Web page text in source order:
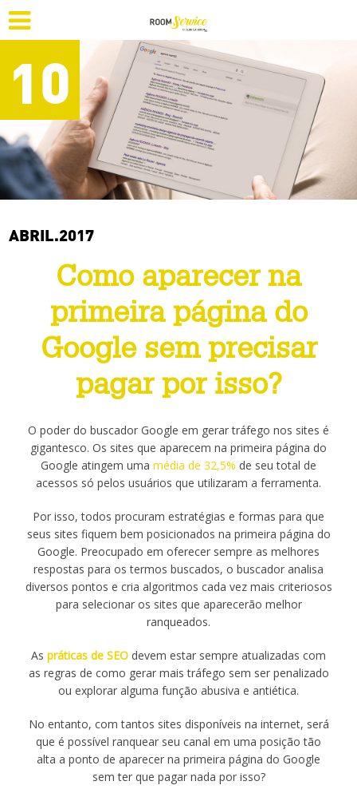
10
ABRIL.2017
Como aparecer na
primeira página do
Google sem precisar
pagar por isso?
O poder do buscador Google em gerar tráfego nos sites é
gigantesco. Os sites que aparecem na primeira página do
Google atingem uma média de 32,5% de seu total de
acessos só pelos usuários que utilizaram a ferramenta.
Por isso, todos procuram estratégias e formas para que
seus sites fiquem bem posicionados na primeira página do
Google. Preocupado em oferecer sempre as melhores
respostas para os termos buscados, o buscador analisa
diversos pontos e cria algoritmos cada vez mais criteriosos
para selecionar os sites que aparecerão melhor
ranqueados.
As práticas de SEO devem estar sempre atualizadas com
as regras de como gerar mais tráfego sem ser penalizado
ou explorar alguma função abusiva e antiética.
No entanto, com tantos sites disponíveis na internet, será
que é possível ranquear seu canal em uma posição tão
alta a ponto de aparecer na primeira página do Google
sem ter que pagar nada por isso?